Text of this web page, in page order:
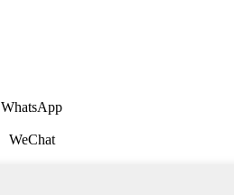
WhatsApp
WeChat